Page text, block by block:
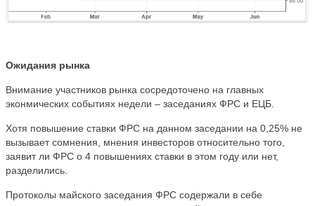
Ожидания рынка
Внимание участников рынка сосредоточено на главных
эконмических событиях недели – заседаниях ФРС и ЕЦБ.
Хотя повышение ставки ФРС на данном заседании на 0,25% не
вызывает сомнения, мнения инвесторов относительно того,
заявит ли ФРС о 4 повышениях ставки в этом году или нет,
разделились.
Протоколы майского заседания ФРС содержали в себе